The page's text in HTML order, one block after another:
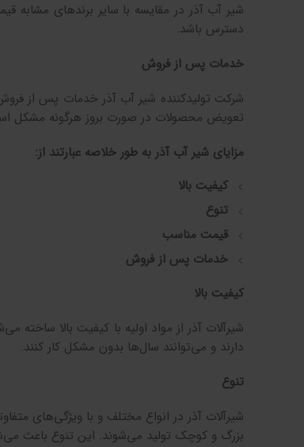
شیر آب آذر در مقایسه با سایر برندهای
دسترس باشد.
خدمات پس از فروش
شرکت تولیدکننده شیر آب آذر خدمات پس از
تعویض محصولات در صورت بروز هرگونه مشکل
مزایای شیر آب آذر به طور خلاصه عبارتند از:
کیفیت بالا
تنوع
قیمت مناسب
خدمات پس از فروش
کیفیت بالا
شیرآلات آذر از مواد اولیه با کیفیت بالا ساخته
دارند و می‌توانند سال‌ها بدون مشکل کار کنند.
تنوع
شیرآلات آذر در انواع مختلف و با ویژگی‌های
بزرگ و کوچک تولید می‌شوند. این تنوع باعث